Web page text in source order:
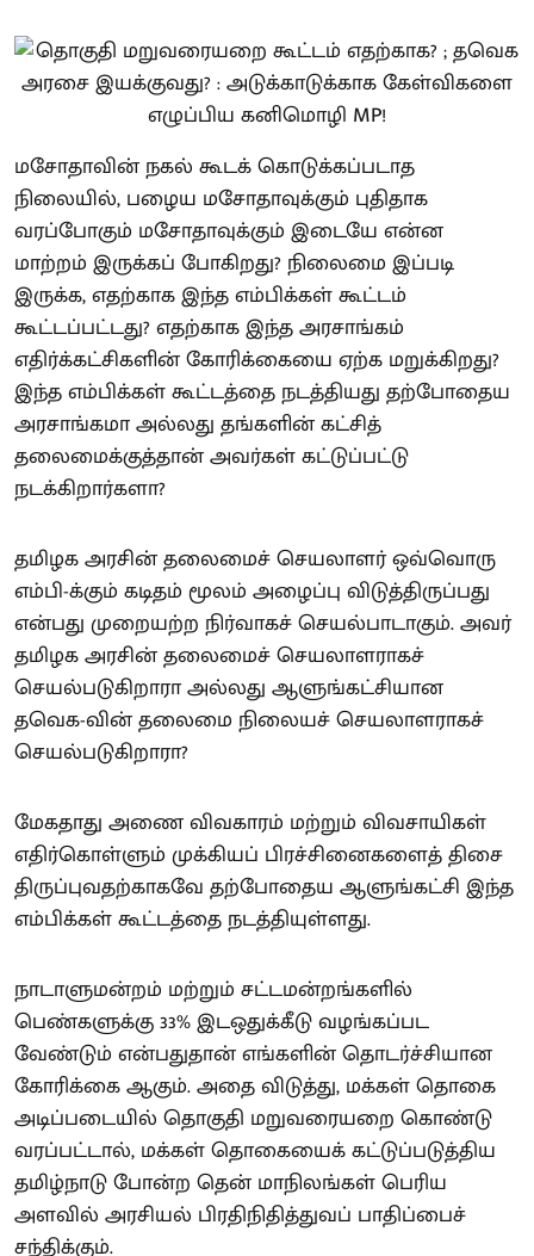
மசோதாவின் நகல் கூடக் கொடுக்கப்படாத
நிலையில், பழைய மசோதாவுக்கும் புதிதாக
வரப்போகும் மசோதாவுக்கும் இடையே என்ன
மாற்றம் இருக்கப் போகிறது? நிலைமை இப்படி
இருக்க, எதற்காக இந்த எம்பிக்கள் கூட்டம்
கூட்டப்பட்டது? எதற்காக இந்த அரசாங்கம்
எதிர்க்கட்சிகளின் கோரிக்கையை ஏற்க மறுக்கிறது?
இந்த எம்பிக்கள் கூட்டத்தை நடத்தியது தற்போதைய
அரசாங்கமா அல்லது தங்களின் கட்சித்
தலைமைக்குத்தான் அவர்கள் கட்டுப்பட்டு
நடக்கிறார்களா?
தமிழக அரசின் தலைமைச் செயலாளர் ஒவ்வொரு
எம்பி-க்கும் கடிதம் மூலம் அழைப்பு விடுத்திருப்பது
என்பது முறையற்ற நிர்வாகச் செயல்பாடாகும். அவர்
தமிழக அரசின் தலைமைச் செயலாளராகச்
செயல்படுகிறாரா அல்லது ஆளுங்கட்சியான
தவெக-வின் தலைமை நிலையச் செயலாளராகச்
செயல்படுகிறாரா?
மேகதாது அணை விவகாரம் மற்றும் விவசாயிகள்
எதிர்கொள்ளும் முக்கியப் பிரச்சினைகளைத் திசை
திருப்புவதற்காகவே தற்போதைய ஆளுங்கட்சி இந்த
எம்பிக்கள் கூட்டத்தை நடத்தியுள்ளது.
நாடாளுமன்றம் மற்றும் சட்டமன்றங்களில்
பெண்களுக்கு 33% இடஒதுக்கீடு வழங்கப்பட
வேண்டும் என்பதுதான் எங்களின் தொடர்ச்சியான
கோரிக்கை ஆகும். அதை விடுத்து, மக்கள் தொகை
அடிப்படையில் தொகுதி மறுவரையறை கொண்டு
வரப்பட்டால், மக்கள் தொகையைக் கட்டுப்படுத்திய
தமிழ்நாடு போன்ற தென் மாநிலங்கள் பெரிய
அளவில் அரசியல் பிரதிநிதித்துவப் பாதிப்பைச்
சந்திக்கும்.